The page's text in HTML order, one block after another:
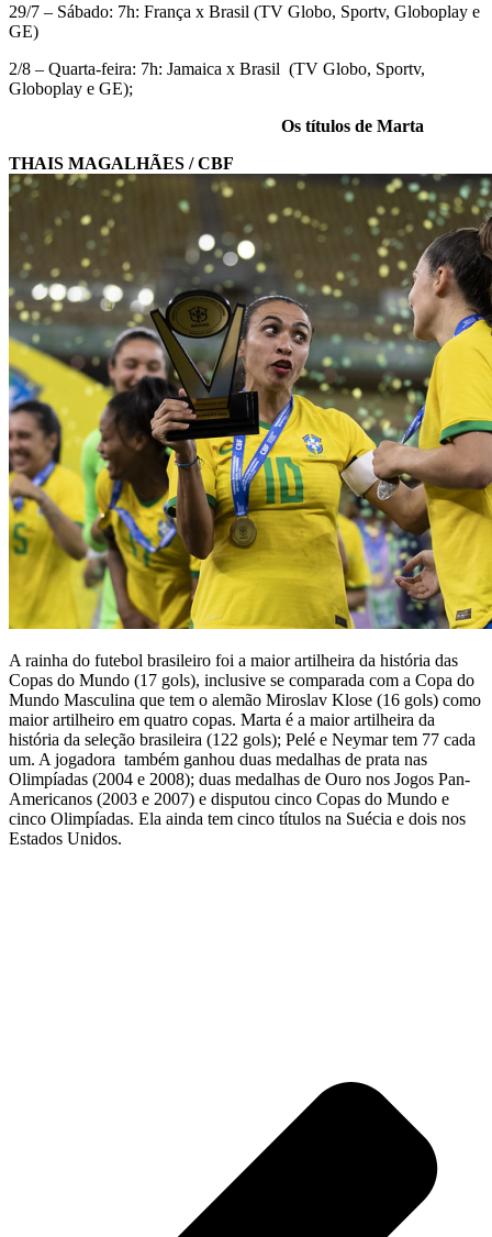
29/7 – Sábado: 7h: França x Brasil (TV Globo, Sportv, Globoplay e
GE)
2/8 – Quarta-feira: 7h: Jamaica x Brasil (TV Globo, Sportv,
Globoplay e GE);
Os títulos de Marta
THAIS MAGALHÃES / CBF
A rainha do futebol brasileiro foi a maior artilheira da história das
Copas do Mundo (17 gols), inclusive se comparada com a Copa do
Mundo Masculina que tem o alemão Miroslav Klose (16 gols) como
maior artilheiro em quatro copas. Marta é a maior artilheira da
história da seleção brasileira (122 gols); Pelé e Neymar tem 77 cada
um. A jogadora também ganhou duas medalhas de prata nas
Olimpíadas (2004 e 2008); duas medalhas de Ouro nos Jogos Pan-
Americanos (2003 e 2007) e disputou cinco Copas do Mundo e
cinco Olimpíadas. Ela ainda tem cinco títulos na Suécia e dois nos
Estados Unidos.